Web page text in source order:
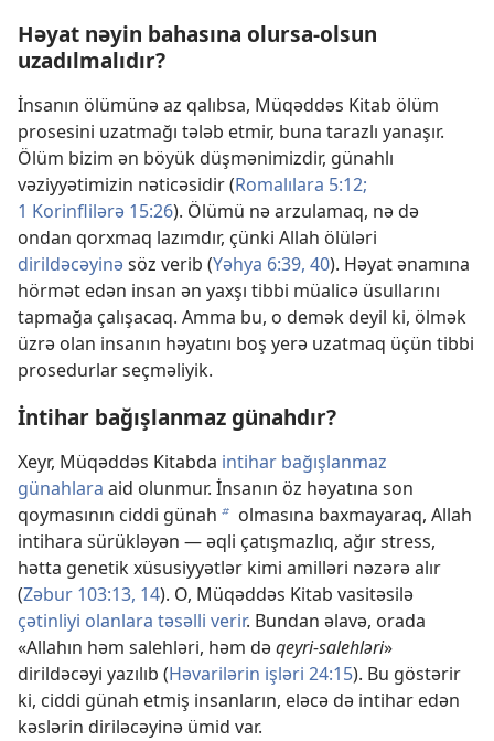
Həyat nəyin bahasına olursa-olsun
uzadılmalıdır?
İnsanın ölümünə az qalıbsa, Müqəddəs Kitab ölüm
prosesini uzatmağı tələb etmir, buna tarazlı yanaşır.
Ölüm bizim ən böyük düşmənimizdir, günahlı
vəziyyətimizin nəticəsidir (Romalılara 5:12;
1 Korinflilərə 15:26). Ölümü nə arzulamaq, nə də
ondan qorxmaq lazımdır, çünki Allah ölüləri
dirildəcəyinə söz verib (Yəhya 6:39, 40). Həyat ənamına
hörmət edən insan ən yaxşı tibbi müalicə üsullarını
tapmağa çalışacaq. Amma bu, o demək deyil ki, ölmək
üzrə olan insanın həyatını boş yerə uzatmaq üçün tibbi
prosedurlar seçməliyik.
İntihar bağışlanmaz günahdır?
Xeyr, Müqəddəs Kitabda intihar bağışlanmaz
günahlara aid olunmur. İnsanın öz həyatına son
qoymasının ciddi günah b olmasına baxmayaraq, Allah
intihara sürükləyən — əqli çatışmazlıq, ağır stress,
hətta genetik xüsusiyyətlər kimi amilləri nəzərə alır
(Zəbur 103:13, 14). O, Müqəddəs Kitab vasitəsilə
çətinliyi olanlara təsəlli verir. Bundan əlavə, orada
«Allahın həm salehləri, həm dəqeyri-salehləri»
dirildəcəyi yazılıb (Həvarilərin işləri 24:15). Bu göstərir
ki, ciddi günah etmiş insanların, eləcə də intihar edən
kəslərin diriləcəyinə ümid var.